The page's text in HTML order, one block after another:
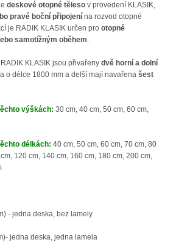
deskové otopné těleso v provedení KLASIK,
pravé boční připojení na rozvod otopné
je RADIK KLASIK určen pro otopné
samotížným oběhem.
KLASIK jsou přivařeny dvě horní a dolní
o délce 1800 mm a delší mají navařena šest
výškách: 30 cm, 40 cm, 50 cm, 60 cm,
délkách: 40 cm, 50 cm, 60 cm, 70 cm, 80
120 cm, 140 cm, 160 cm, 180 cm, 200 cm,
- jedna deska, bez lamely
jedna deska, jedna lamela